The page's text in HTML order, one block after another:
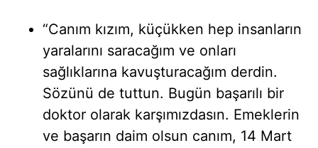
“Canım kızım, küçükken hep insanların
yaralarını saracağım ve onları
sağlıklarına kavuşturacağım derdin.
Sözünü de tuttun. Bugün başarılı bir
doktor olarak karşımızdasın. Emeklerin
ve başarın daim olsun canım, 14 Mart